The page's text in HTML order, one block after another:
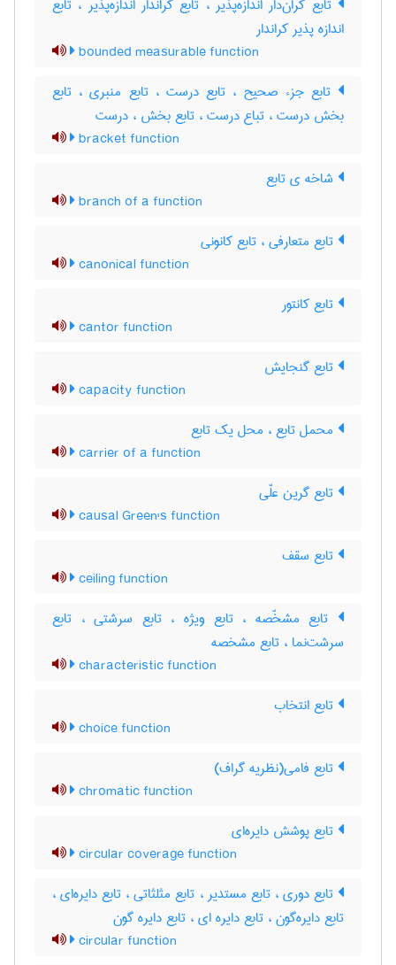
تابع کران‌دار اندازه‌پذیر ، تابع کراندار اندازه‌پذیر ، تابع
اندازه پذیر کراندار
bounded measurable function
تابع جزء صحیح ، تابع درست ، تابع منبری ، تابع
بخش درست ، تباع درست ، تابع بخش ، درست
bracket function
شاخه ی تابع
branch of a function
تابع متعارفی ، تابع کانونی
canonical function
تابع کانتور
cantor function
تابع گنجایش
capacity function
محمل تابع ، محل یک تابع
carrier of a function
تابع گرین علّی
causal Green's function
تابع سقف
ceiling function
تابع مشخّصه ، تابع ویژه ، تابع سرشتی ، تابع
سرشت‌نما ، تابع مشخصه
characteristic function
تابع انتخاب
choice function
تابع فامی(نظریه گراف)
chromatic function
تابع پوشش دایره‌ای
circular coverage function
تابع دوری ، تابع مستدیر ، تابع مثلثاتی ، تابع دایره‌ای ،
تابع دایره‌گون ، تابع دایره ای ، تابع دایره گون
circular function